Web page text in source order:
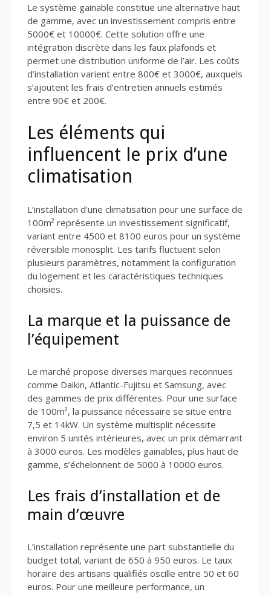
Le système gainable constitue une alternative haut
de gamme, avec un investissement compris entre
5000€ et 10000€. Cette solution offre une
intégration discrète dans les faux plafonds et
permet une distribution uniforme de l’air. Les coûts
d’installation varient entre 800€ et 3000€, auxquels
s’ajoutent les frais d’entretien annuels estimés
entre 90€ et 200€.
Les éléments qui
influencent le prix d’une
climatisation
L’installation d’une climatisation pour une surface de
100m² représente un investissement significatif,
variant entre 4500 et 8100 euros pour un système
réversible monosplit. Les tarifs fluctuent selon
plusieurs paramètres, notamment la configuration
du logement et les caractéristiques techniques
choisies.
La marque et la puissance de
l’équipement
Le marché propose diverses marques reconnues
comme Daikin, Atlantic-Fujitsu et Samsung, avec
des gammes de prix différentes. Pour une surface
de 100m², la puissance nécessaire se situe entre
7,5 et 14kW. Un système multisplit nécessite
environ 5 unités intérieures, avec un prix démarrant
à 3000 euros. Les modèles gainables, plus haut de
gamme, s’échelonnent de 5000 à 10000 euros.
Les frais d’installation et de
main d’œuvre
L’installation représente une part substantielle du
budget total, variant de 650 à 950 euros. Le taux
horaire des artisans qualifiés oscille entre 50 et 60
euros. Pour une meilleure performance, un